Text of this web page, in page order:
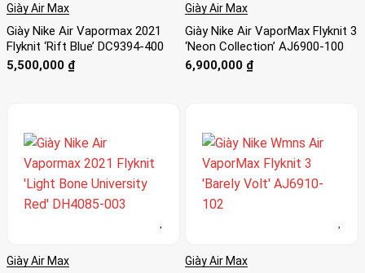
Giày Air Max
Giày Nike Air Vapormax 2021
Flyknit ‘Rift Blue’ DC9394-400
5,500,000 ₫
Giày Air Max
Giày Nike Air VaporMax Flyknit 3
‘Neon Collection’ AJ6900-100
6,900,000 ₫
Giày Air Max Giày Air Max